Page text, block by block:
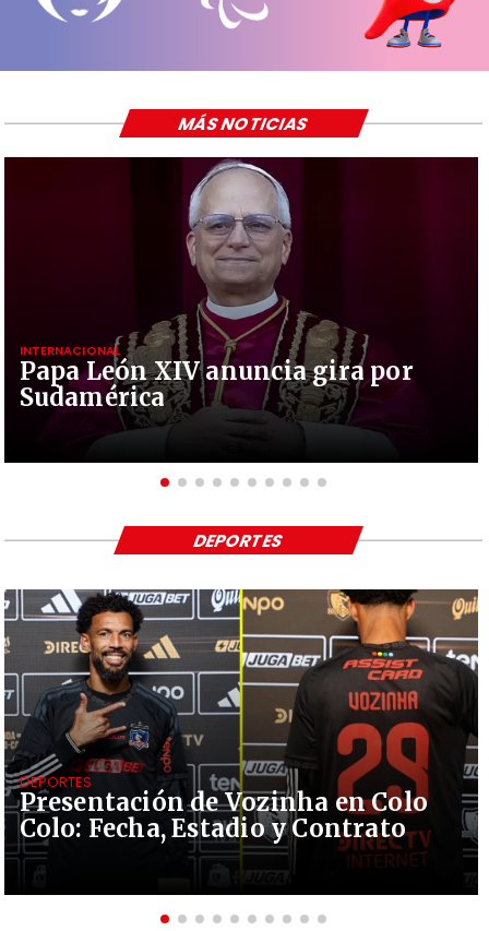
Papa León XIV anuncia gira por
Sudamérica
INTERNACIONAL
MÁS NOTICIAS
Presentación de Vozinha en Colo
Colo: Fecha, Estadio y Contrato
DEPORTES
DEPORTES